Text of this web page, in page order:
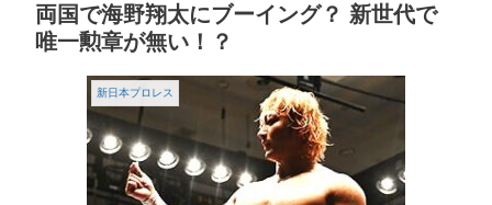
両国で海野翔太にブーイング？ 新世代で
唯一勲章が無い！？
新日本プロレス